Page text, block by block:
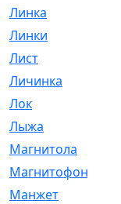
Линка
Линки
Лист
Личинка
Лок
Лыжа
Магнитола
Магнитофон
Манжет